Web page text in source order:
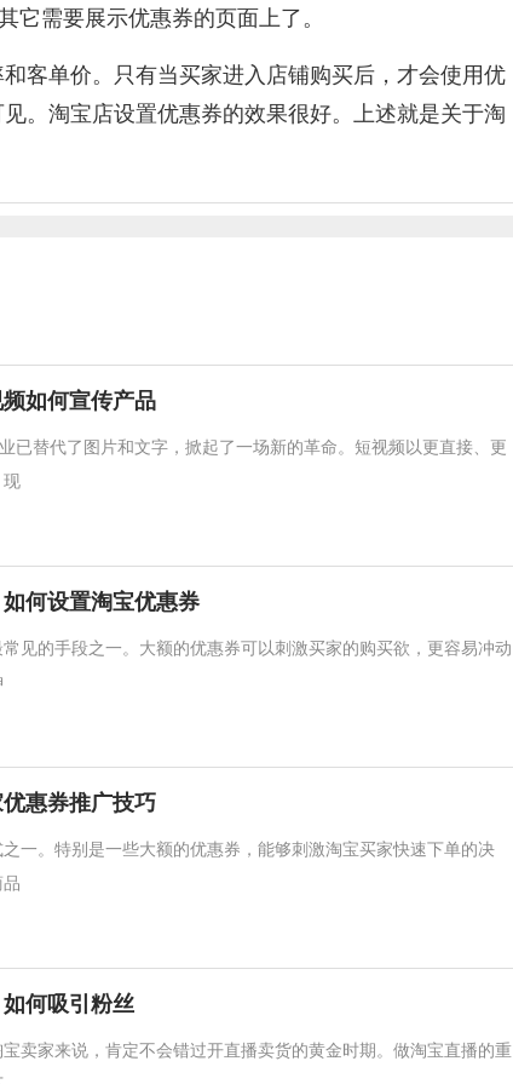
它需要展示优惠券的页面上了。
客单价。只有当买家进入店铺购买后，才会使用优
。淘宝店设置优惠券的效果很好。上述就是关于淘
如何宣传产品
已替代了图片和文字，掀起了一场新的革命。短视频以更直接、更
现
何设置淘宝优惠券
见的手段之一。大额的优惠券可以刺激买家的购买欲，更容易冲动
惠券推广技巧
一。特别是一些大额的优惠券，能够刺激淘宝买家快速下单的决
何吸引粉丝
卖家来说，肯定不会错过开直播卖货的黄金时期。做淘宝直播的重